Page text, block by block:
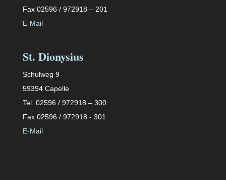
Fax 02596 / 972918 – 201
E-Mail
St. Dionysius
Schulweg 9
59394 Capelle
Tel. 02596 / 972918 – 300
Fax 02596 / 972918 - 301
E-Mail